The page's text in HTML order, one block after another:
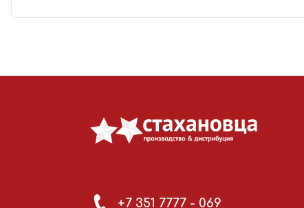
+7 351 7777 - 069